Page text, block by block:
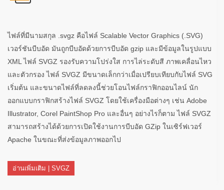
ไฟล์ที่มีนามสกุล .svgz คือไฟล์ Scalable Vector Graphics (.SVG)
เวอร์ชันบีบอัด มันถูกบีบอัดด้วยการบีบอัด gzip และมีข้อมูลในรูปแบบ
XML ไฟล์ SVGZ รองรับความโปร่งใส การไล่ระดับสี ภาพเคลื่อนไหว
และตัวกรอง ไฟล์ SVGZ มีขนาดเล็กกว่าเมื่อเปรียบเทียบกับไฟล์ SVG
เริ่มต้น และขนาดไฟล์ที่ลดลงนี้ช่วยโอนไฟล์กราฟิกออนไลน์ นัก
ออกแบบกราฟิกสร้างไฟล์ SVGZ โดยใช้เครื่องมือต่างๆ เช่น Adobe
Illustrator, Corel PaintShop Pro และอื่นๆ อย่างไรก็ตาม ไฟล์ SVGZ
สามารถสร้างได้ด้วยการเปิดใช้งานการบีบอัด GZip ในเซิร์ฟเวอร์
Apache ในขณะที่ส่งข้อมูลภาพออกไป
อ่านเพิ่มเติม | SVGZ